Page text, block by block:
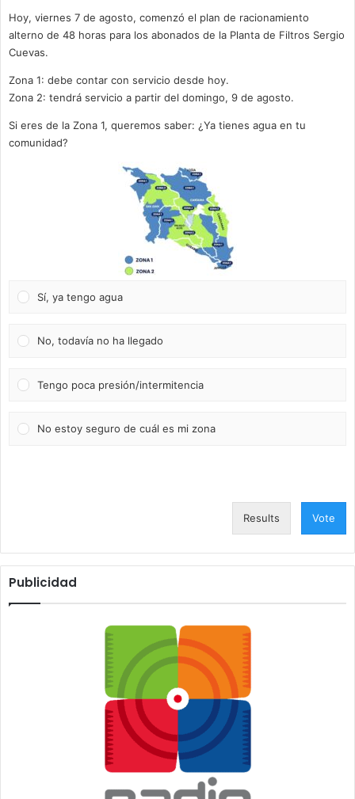
Hoy, viernes 7 de agosto, comenzó el plan de racionamiento
alterno de 48 horas para los abonados de la Planta de Filtros Sergio
Cuevas.
Zona 1: debe contar con servicio desde hoy.
Zona 2: tendrá servicio a partir del domingo, 9 de agosto.
Si eres de la Zona 1, queremos saber: ¿Ya tienes agua en tu
comunidad?
Sí, ya tengo agua
No, todavía no ha llegado
Tengo poca presión/intermitencia
No estoy seguro de cuál es mi zona
Results Vote
Publicidad